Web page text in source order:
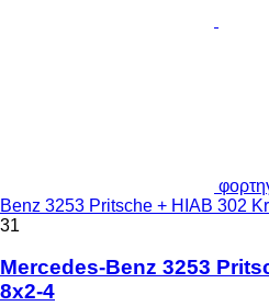
Benz 3253 Pritsche + HIAB 302
31
Mercedes-Benz 3253
8x2-4